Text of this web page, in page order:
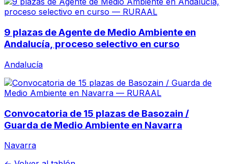
9 plazas de Agente de Medio Ambiente en
Andalucía, proceso selectivo en curso
Andalucía
Convocatoria de 15 plazas de Basozain /
Guarda de Medio Ambiente en Navarra
Navarra